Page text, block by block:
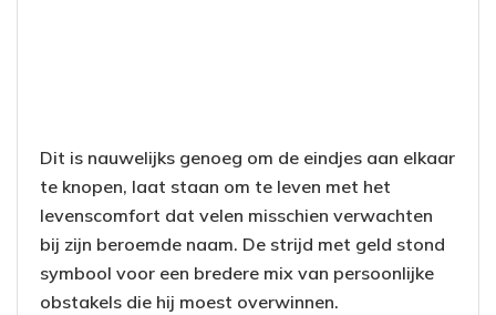
Dit is nauwelijks genoeg om de eindjes aan elkaar
te knopen, laat staan om te leven met het
levenscomfort dat velen misschien verwachten
bij zijn beroemde naam. De strijd met geld stond
symbool voor een bredere mix van persoonlijke
obstakels die hij moest overwinnen.